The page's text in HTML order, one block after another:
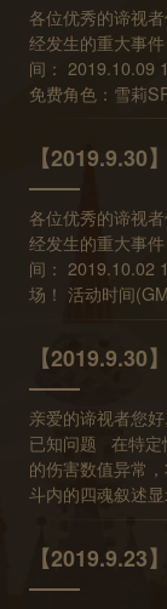
各位优秀的谛视
经发生的重大事
间： 2019.10.09
免费角色：雪莉
10/07 05:00~10/
利欧、丽莎(拂晓
(GMT+8) 预计
【2019.9.30
各位优秀的谛视
经发生的重大事
间： 2019.10.02
场！ 活动时间
共鸣三阶【雪莉
【艾利欧、西奥
行十连赋魂时将
事第二季第七章
12:00 ⦿ 庆典书
12:00~2019/10/
*10000，起源魂
限时抢购 ⦿ 全新
(GMT+8)：每周
将开放探索限时
藏家的拼图】 搜
【2019.9.30
亲爱的谛视者您
已知问题 在特定
的伤害数值异常
斗内的四魂叙述
排基础攻击，移
展3 魂效果后并
的被动叙述显示
时，破甲攻击标
【2019.9.23